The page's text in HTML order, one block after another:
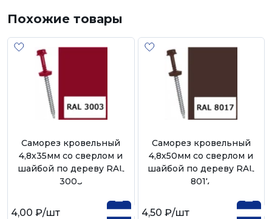
Похожие товары
Саморез кровельный
4,8х35мм со сверлом и
шайбой по дереву RAL
3003
4,00 ₽/шт
Саморез кровельный
4,8х50мм со сверлом и
шайбой по дереву RAL
8017
4,50 ₽/шт